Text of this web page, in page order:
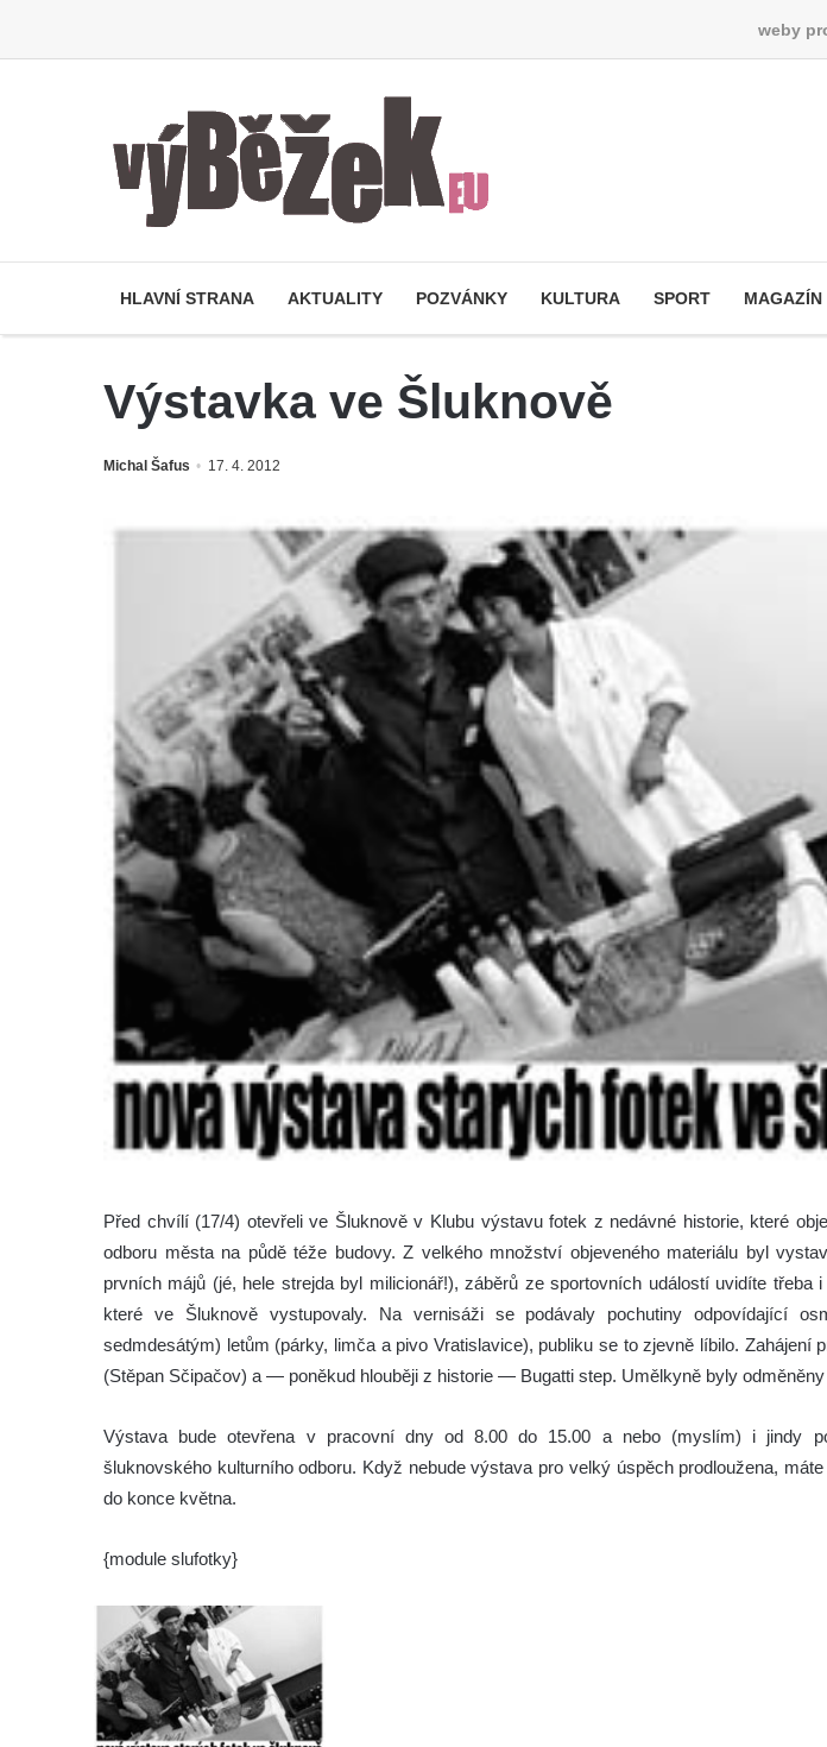
weby
HLAVNÍ STRANA AKTUALITY POZVÁNKY KULTURA SPORT MAGAZÍN
Výstavka ve Šluknově
Michal Šafus 17. 4. 2012
Před chvílí (17/4) otevřeli ve Šluknově v Klubu výstavu fotek z nedávné historie, které
odboru města na půdě téže budovy. Z velkého množství objeveného materiálu byl
prvních májů (jé, hele strejda byl milicionář!), záběrů ze sportovních událostí uvidíte třeba
které ve Šluknově vystupovaly. Na vernisáži se podávaly pochutiny odpovídající
sedmdesátým) letům (párky, limča a pivo Vratislavice), publiku se to zjevně líbilo. Zahájení
(Stěpan Sčipačov) a — poněkud hlouběji z historie — Bugatti step. Umělkyně byly
Výstava bude otevřena v pracovní dny od 8.00 do 15.00 a nebo (myslím) i jindy
šluknovského kulturního odboru. Když nebude výstava pro velký úspěch prodloužena,
do konce května.
{module slufotky}